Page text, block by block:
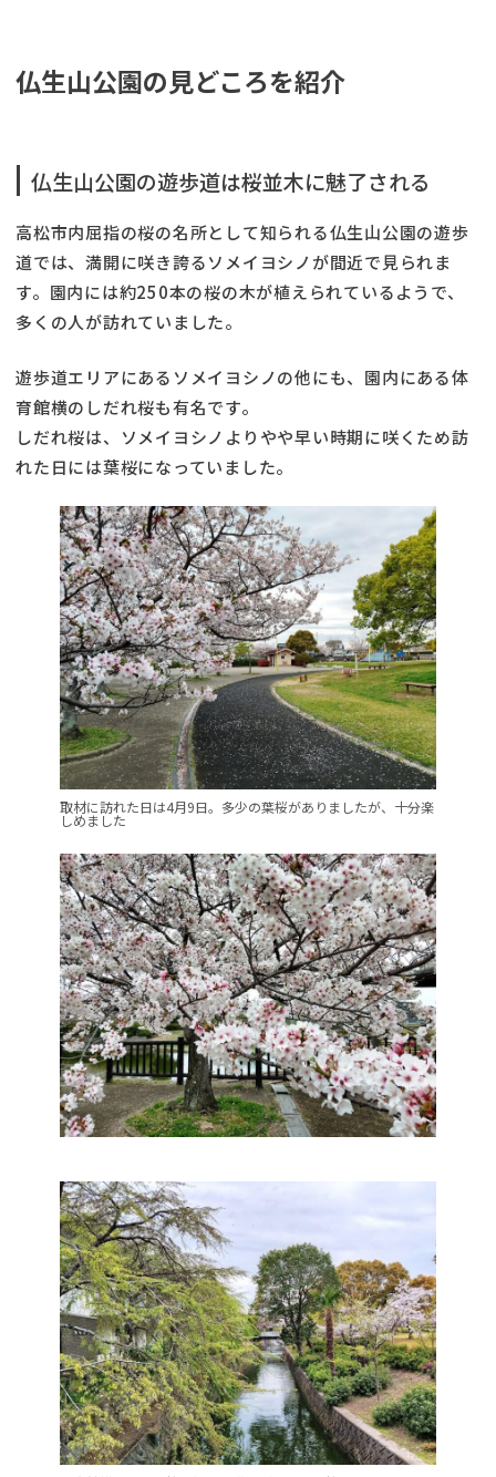
仏生山公園の見どころを紹介
仏生山公園の遊歩道は桜並木に魅了される
高松市内屈指の桜の名所として知られる仏生山公園の遊歩
道では、満開に咲き誇るソメイヨシノが間近で見られま
す。園内には約250本の桜の木が植えられているようで、
多くの人が訪れていました。
遊歩道エリアにあるソメイヨシノの他にも、園内にある体
育館横のしだれ桜も有名です。
しだれ桜は、ソメイヨシノよりやや早い時期に咲くため訪
れた日には葉桜になっていました。
取材に訪れた日は4月9日。多少の葉桜がありましたが、十分楽
しめました